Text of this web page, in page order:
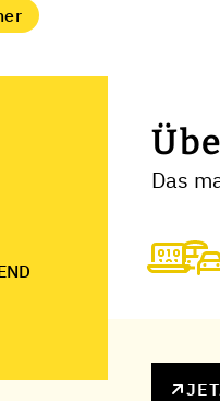
Das